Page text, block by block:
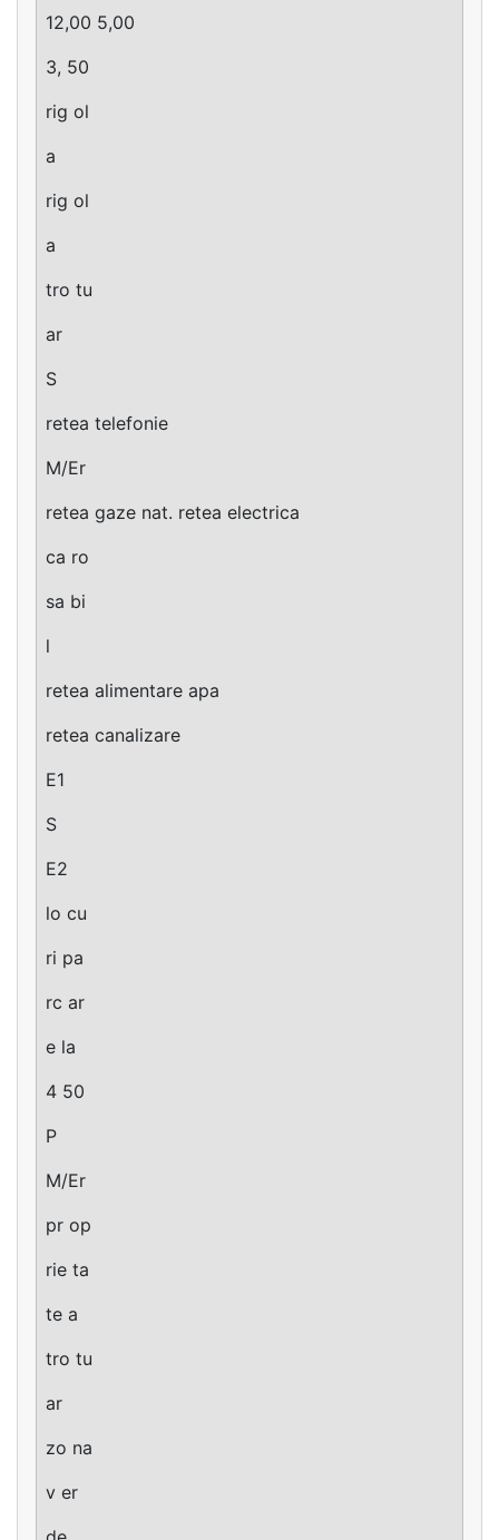
12,00 5,00
3, 50
rig ol
a
rig ol
a
tro tu
ar
S
retea telefonie
M/Er
retea gaze nat. retea electrica
ca ro
sa bi
l
retea alimentare apa
retea canalizare
E1
S
E2
lo cu
ri pa
rc ar
e la
4 50
P
M/Er
pr op
rie ta
te a
tro tu
ar
zo na
v er